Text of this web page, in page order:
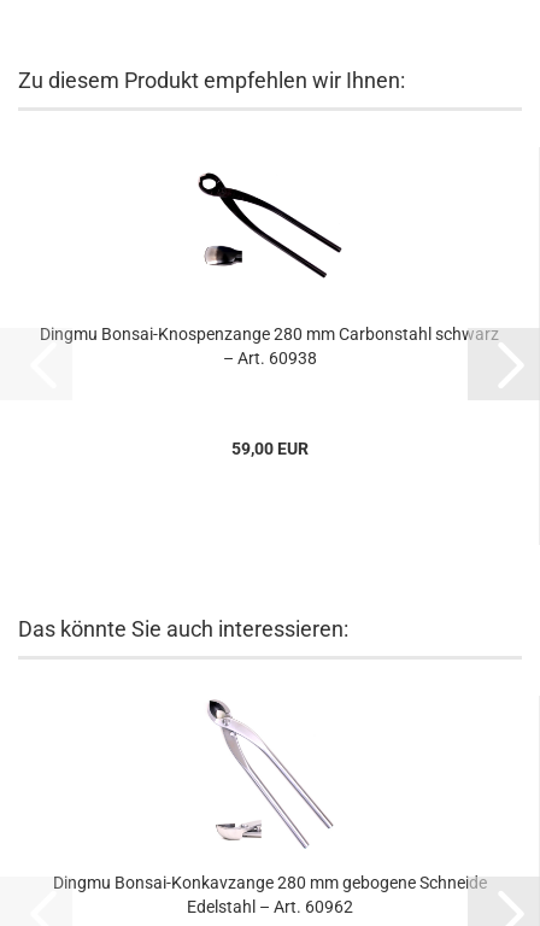
Zu diesem Produkt empfehlen wir Ihnen:
Dingmu Bonsai-Knospenzange 280 mm Carbonstahl schwarz
– Art. 60938
59,00 EUR
Das könnte Sie auch interessieren:
Dingmu Bonsai-Konkavzange 280 mm gebogene Schneide
Edelstahl – Art. 60962